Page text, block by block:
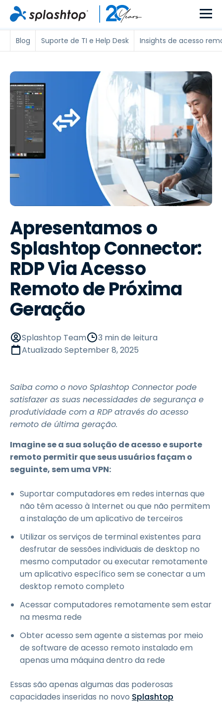
Blog Suporte de TI e Help Desk Insights de acesso
Apresentamos o
Splashtop Connector:
RDP Via Acesso
Remoto de Próxima
Geração
Splashtop Team
3 min de leitura
Atualizado September 8, 2025
Saiba como o novo Splashtop Connector pode
satisfazer as suas necessidades de segurança e
produtividade com a RDP através do acesso
remoto de última geração.
Imagine se a sua solução de acesso e suporte
remoto permitir que seus usuários façam o
seguinte, sem uma VPN:
Suportar computadores em redes internas que
não têm acesso à Internet ou que não permitem
a instalação de um aplicativo de terceiros
Utilizar os serviços de terminal existentes para
desfrutar de sessões individuais de desktop no
mesmo computador ou executar remotamente
um aplicativo específico sem se conectar a um
desktop remoto completo
Acessar computadores remotamente sem estar
na mesma rede
Obter acesso sem agente a sistemas por meio
de software de acesso remoto instalado em
apenas uma máquina dentro da rede
Essas são apenas algumas das poderosas
capacidades inseridas no novo Splashtop